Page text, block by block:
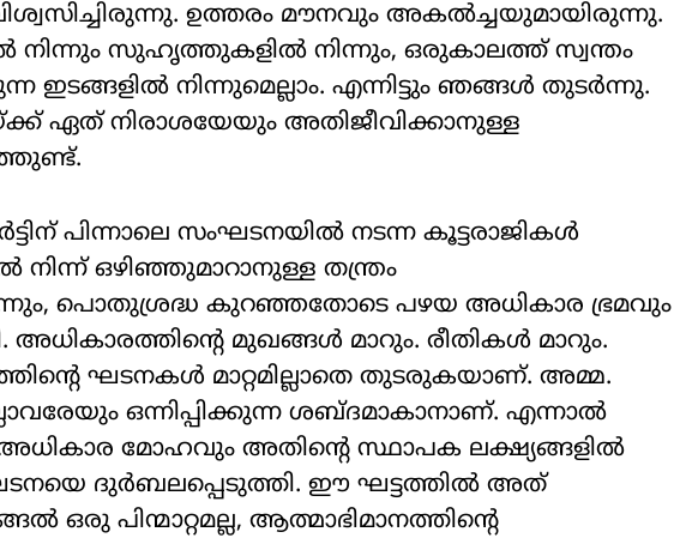
ഉത്തരം മൗനവും അകല്‍ച്ചയുമായിരുന്നു.
സുഹൃത്തുകളില്‍ നിന്നും, ഒരുകാലത്ത് സ്വന്തം
ഇടങ്ങളില്‍ നിന്നുമെല്ലാം. എന്നിട്ടും ഞങ്ങള്‍ തുടര്‍ന്നു.
ഏത് നിരാശയേയും അതിജീവിക്കാനുള്ള
പിന്നാലെ സംഘടനയില്‍ നടന്ന കൂട്ടരാജികള്‍
നിന്ന് ഒഴിഞ്ഞുമാറാനുള്ള തന്ത്രം
പൊതുശ്രദ്ധ കുറഞ്ഞതോടെ പഴയ അധികാര ഭ്രമവും
അധികാരത്തിന്റെ മുഖങ്ങള്‍ മാറും. രീതികള്‍ മാറും.
ഘടനകള്‍ മാറ്റമില്ലാതെ തുടരുകയാണ്. അമ്മ.
ഒന്നിപ്പിക്കുന്ന ശബ്ദമാകാനാണ്. എന്നാല്‍
മോഹവും അതിന്റെ സ്ഥാപക ലക്ഷ്യങ്ങളില്‍
ദുര്‍ബലപ്പെടുത്തി. ഈ ഘട്ടത്തില്‍ അത്
ഒരു പിന്മാറ്റമല്ല, ആത്മാഭിമാനത്തിന്റെ